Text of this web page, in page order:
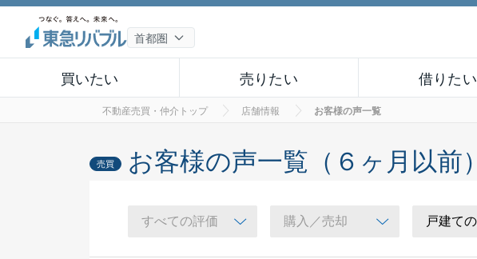
買いたい 売りたい 借りたい
不動産売買・仲介トップ 店舗情報 お客様の声一覧
売買 お客様の声一覧（６ヶ月以前）